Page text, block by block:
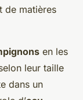
de matières
en les
leur taille
dans un